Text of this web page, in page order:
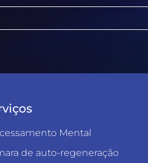
Mental
de auto-regeneração